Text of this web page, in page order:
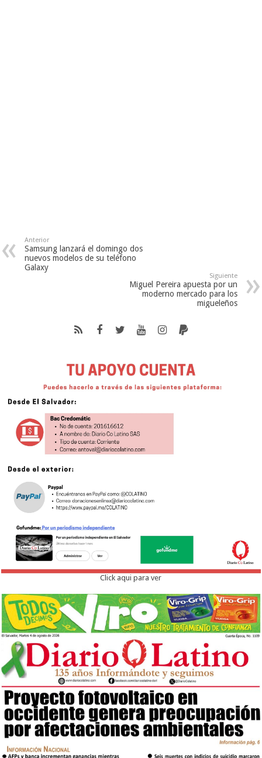
Anterior
Samsung lanzará el domingo dos
nuevos modelos de su teléfono
Galaxy
Siguiente
Miguel Pereira apuesta por un
moderno mercado para los
migueleños
Click aqui para ver